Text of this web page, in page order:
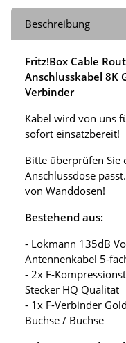
Beschreibung
Fritz!Box Cable
Anschlusskabel 8K
Verbinder
Kabel wird von uns
sofort einsatzbereit!
Bitte überprüfen Sie
Anschlussdose
von Wanddosen!
Bestehend aus:
- Lokmann 135dB
Antennenkabel 5-
- 2x F-
Stecker HQ Qualität
- 1x F-Verbinder
Buchse / Buchse